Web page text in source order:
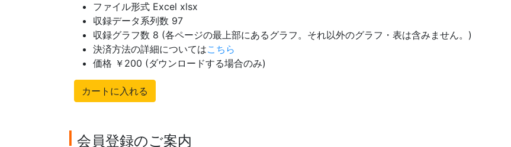
ファイル形式 Excel xlsx
収録データ系列数 97
収録グラフ数 8 (各ページの最上部にあるグラフ。それ以外のグラフ・表は含みません。)
決済方法の詳細についてはこちら
価格 ￥200 (ダウンロードする場合のみ)
カートに入れる
会員登録のご案内